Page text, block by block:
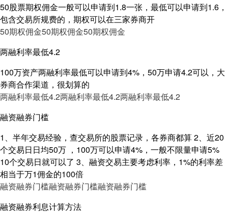
50股票期权佣金一般可以申请到1.8一张，最低可以申请到1.6，
包含交易所规费的，期权可以在三家券商开
50期权佣金50期权佣金50期权佣金
两融利率最低4.2
100万资产两融利率最低可以申请到4%，50万申请4.2可以，大
券商合作渠道，很划算的
两融利率最低4.2两融利率最低4.2两融利率最低4.2
融资融券门槛
1、半年交易经验，查交易所的股票记录，各券商都算 2、近20
个交易日日均50万 ，100万可以申请4%，一般不限量申请5%
10个交易日就可以了 3、融资交易主要考虑利率，1%的利率差
相当于万1佣金的100倍
融资融券门槛融资融券门槛融资融券门槛
融资融券利息计算方法